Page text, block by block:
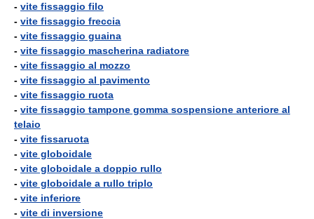
- vite fissaggio filo
- vite fissaggio freccia
- vite fissaggio guaina
- vite fissaggio mascherina radiatore
- vite fissaggio al mozzo
- vite fissaggio al pavimento
- vite fissaggio ruota
- vite fissaggio tampone gomma sospensione anteriore al
telaio
- vite fissaruota
- vite globoidale
- vite globoidale a doppio rullo
- vite globoidale a rullo triplo
- vite inferiore
- vite di inversione